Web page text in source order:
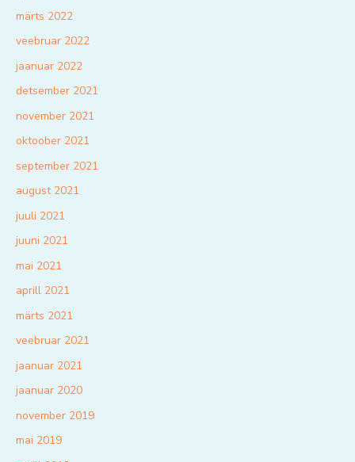
märts 2022
veebruar 2022
jaanuar 2022
detsember 2021
november 2021
oktoober 2021
september 2021
august 2021
juuli 2021
juuni 2021
mai 2021
aprill 2021
märts 2021
veebruar 2021
jaanuar 2021
jaanuar 2020
november 2019
mai 2019